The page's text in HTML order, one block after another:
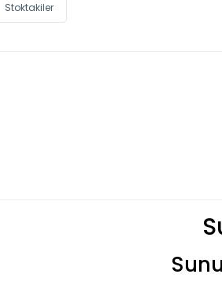
Stoktakiler